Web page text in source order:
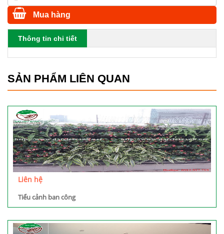
Mua hàng
Thông tin chi tiết
SẢN PHẨM LIÊN QUAN
Liên hệ
Tiểu cảnh ban công